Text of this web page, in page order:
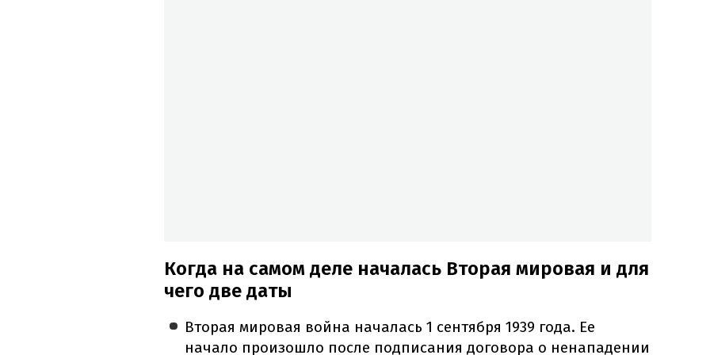
Когда на самом деле началась Вторая мировая и для
чего две даты
Вторая мировая война началась 1 сентября 1939 года. Ее
начало произошло после подписания договора о ненападении